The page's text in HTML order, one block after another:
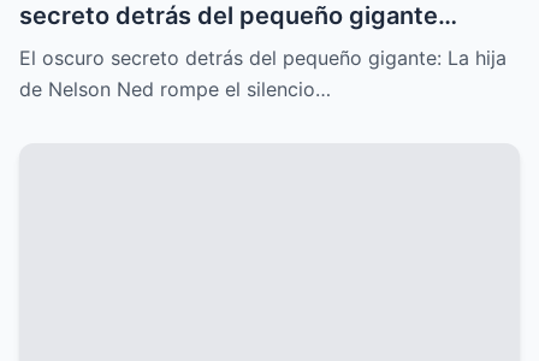
secreto detrás del pequeño gigante
Nelson Ned sale a la luz cuando su hija
rompe el silencio y deja al mundo en shock
El oscuro secreto detrás del pequeño gigante: La hija
de Nelson Ned rompe el silencio…